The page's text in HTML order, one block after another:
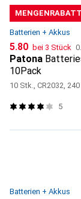
MENGENRABATT
Batterien + Akkus
CHF
5.80 bei 3 Stück
Patona
10Pack
10 Stk., CR2032,
5
Batterien + Akkus